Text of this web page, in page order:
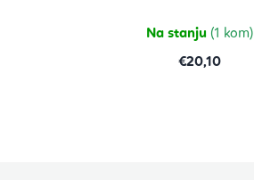
Na stanju (1 kom)
€20,10